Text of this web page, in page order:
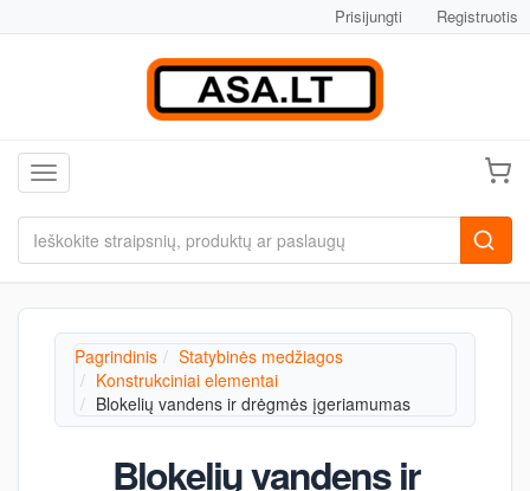
Prisijungti Registruotis
Toggle navigation
Pagrindinis
Statybinės medžiagos
Konstrukciniai elementai
Blokelių vandens ir drėgmės įgeriamumas
Blokelių vandens ir